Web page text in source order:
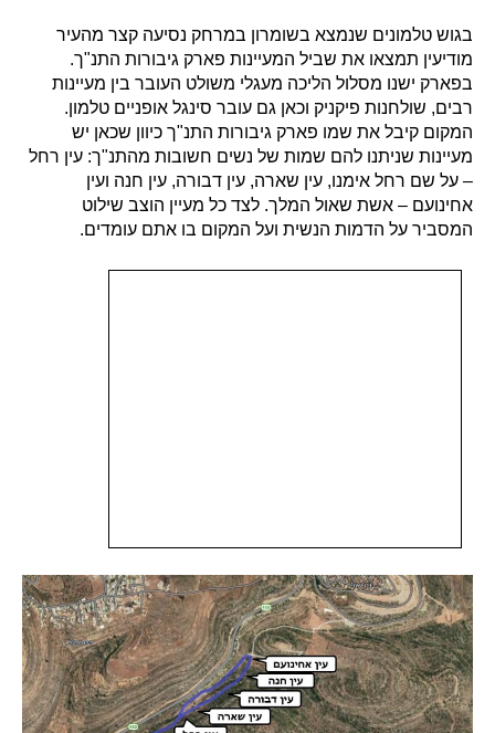
בגוש טלמונים שנמצא בשומרון במרחק נסיעה קצר מהעיר
מודיעין תמצאו את שביל המעיינות פארק גיבורות התנ"ך.
בפארק ישנו מסלול הליכה מעגלי משולט העובר בין מעיינות
רבים, שולחנות פיקניק וכאן גם עובר סינגל אופניים טלמון.
המקום קיבל את שמו פארק גיבורות התנ"ך כיוון שכאן יש
מעיינות שניתנו להם שמות של נשים חשובות מהתנ"ך: עין רחל
– על שם רחל אימנו, עין שארה, עין דבורה, עין חנה ועין
אחינועם – אשת שאול המלך. לצד כל מעיין הוצב שילוט
המסביר על הדמות הנשית ועל המקום בו אתם עומדים.